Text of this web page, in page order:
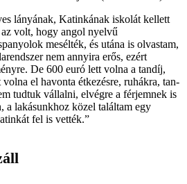
lányának, Katinkának iskolát kellett
volt, hogy angol nyelvű
mesélték, és utána is olvastam,
nem annyira erős, ezért
De 600 euró lett volna a tandíj,
el havonta étkezésre, ruhákra, tan-
tudtuk vállalni, elvégre a férjemnek is
a lakásunkhoz közel találtam egy
fel is vették.”